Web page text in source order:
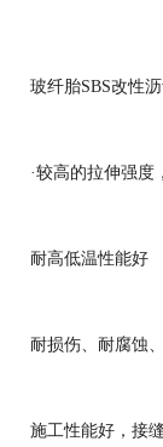
玻纤胎SBS改性
·较高的拉伸强度
耐高低温性能好
耐损伤、耐腐蚀
施工性能好，接